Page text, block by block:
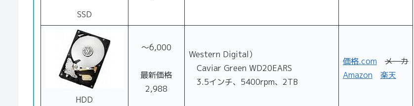
SSD
HDD
～6,000
最新価格
2,988
Western Digital）
Caviar Green WD20EARS
3.5インチ、5400rpm、2TB
価格.com
メーカ
Amazon
楽天